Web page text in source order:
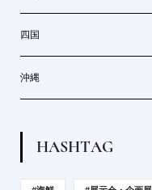
四国
沖縄
HASHTAG